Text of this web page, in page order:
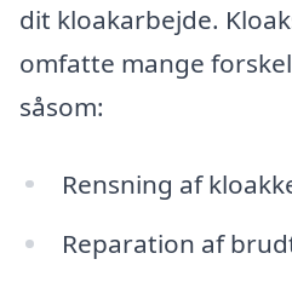
dit kloakarbejde.
omfatte mange
såsom:
Rensning af
Reparation af